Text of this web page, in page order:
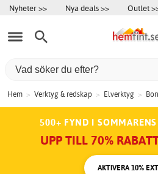
Nyheter >> Nya deals >> Outlet
Hem > Verktyg & redskap > Elverktyg >
500+ FYND I
UPP TILL 70%
AKTIVERA 10%